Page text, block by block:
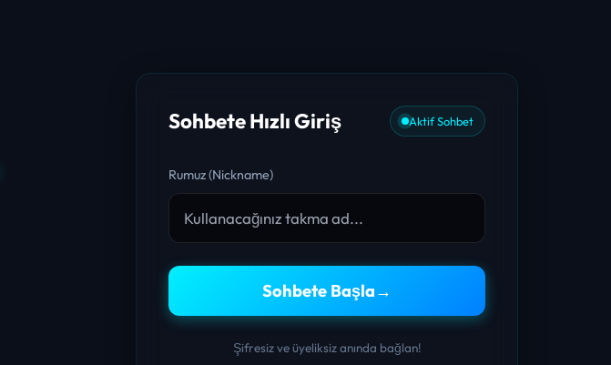
Sohbete Hızlı Giriş Aktif Sohbet
Rumuz (Nickname)
Sohbete Başla→
Şifresiz ve üyeliksiz anında bağlan!